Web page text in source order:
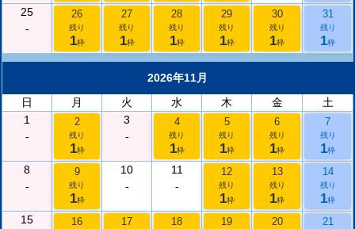
25
-
26
残り
1枠
27
残り
1枠
28
残り
1枠
29
残り
1枠
30
残り
1枠
31
残り
1枠
2026年11月
日
月 火 水 木 金
土
1
-
2
残り
1枠
3
-
4
残り
1枠
5
残り
1枠
6
残り
1枠
7
残り
1枠
8
-
9
残り
1枠
10
-
11
-
12
残り
1枠
13
残り
1枠
14
残り
1枠
15
16 17 18 19 20 21